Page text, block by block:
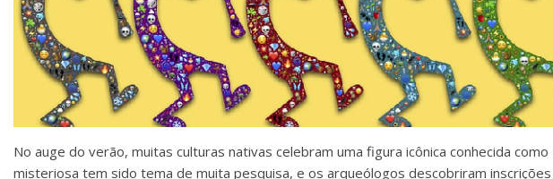
No auge do verão, muitas culturas nativas celebram uma figura icônica conhecida
misteriosa tem sido tema de muita pesquisa, e os arqueólogos descobriram